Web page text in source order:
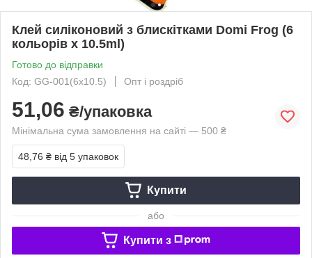
Клей силіконовий з блискітками Domi Frog (6
кольорів x 10.5ml)
Готово до відправки
Код: GG-001(6x10.5)
Опт і роздріб
51,06 ₴/упаковка
Мінімальна сума замовлення на сайті — 500 ₴
48,76 ₴ від 5 упаковок
Купити
або
Купити з